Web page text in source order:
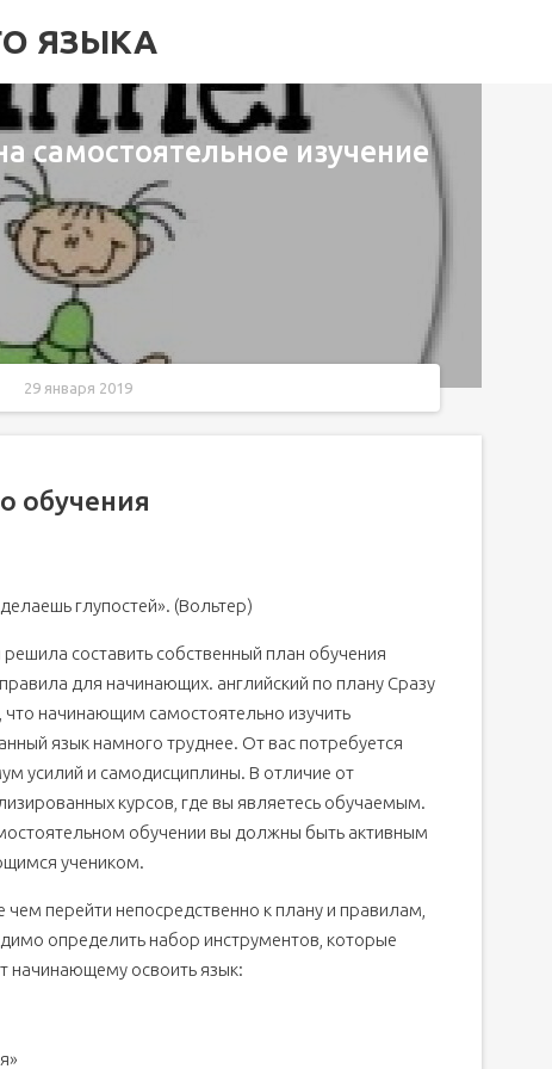
ЯЗЫКА
самостоятельное изучение
29 января 2019
языка
языка
обучения
глупостей». (Вольтер)
составить собственный план обучения
для начинающих. английский по плану Сразу
что начинающим самостоятельно изучить
язык намного труднее. От вас потребуется
усилий и самодисциплины. В отличие от
курсов, где вы являетесь обучаемым.
обучении вы должны быть активным
учеником.
перейти непосредственно к плану и правилам,
определить набор инструментов, которые
начинающему освоить язык: